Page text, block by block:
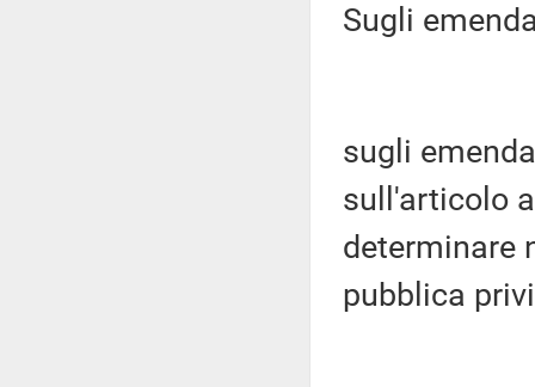
Sugli
sugli
sull'articolo
determinare
pubblica